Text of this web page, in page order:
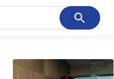
Cancel